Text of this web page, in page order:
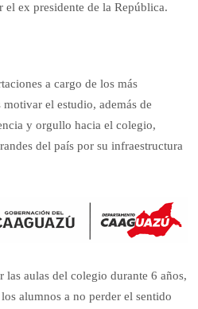
el ex presidente de la República.
a cargo de los más
el estudio, además de
y orgullo hacia el colegio,
del país por su infraestructura
las aulas del colegio durante 6 años,
alumnos a no perder el sentido